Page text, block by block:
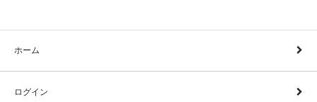
ホーム
ログイン